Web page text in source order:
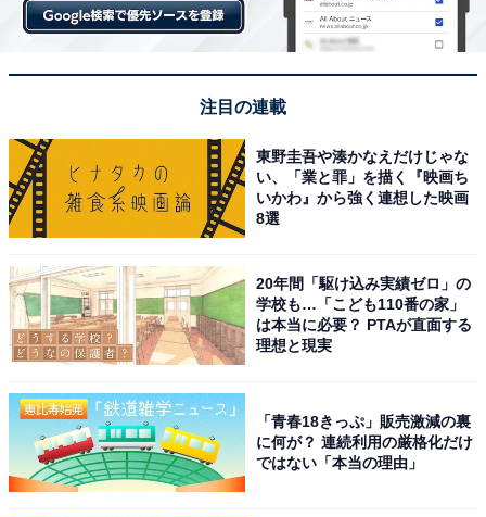
注目の連載
東野圭吾や湊かなえだけじゃな
い、「業と罪」を描く『映画ち
いかわ』から強く連想した映画
8選
20年間「駆け込み実績ゼロ」の
学校も…「こども110番の家」
は本当に必要？ PTAが直面する
理想と現実
「青春18きっぷ」販売激減の裏
に何が？ 連続利用の厳格化だけ
ではない「本当の理由」